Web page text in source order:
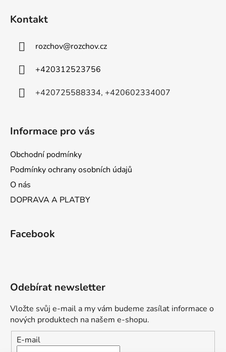
Kontakt
rozchov@rozchov.cz
+420312523756
+420725588334, +420602334007
Informace pro vás
Obchodní podmínky
Podmínky ochrany osobních údajů
O nás
DOPRAVA A PLATBY
Facebook
Odebírat newsletter
Vložte svůj e-mail a my vám budeme zasílat informace o
nových produktech na našem e-shopu.
E-mail